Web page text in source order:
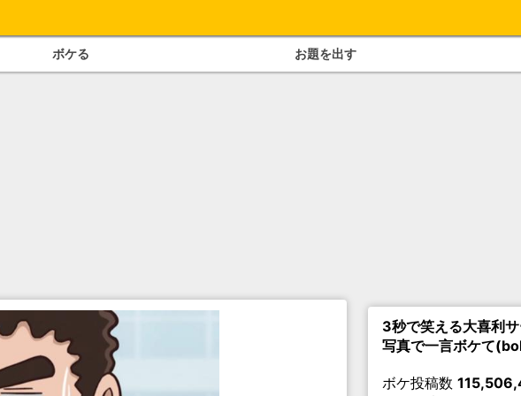
ボケる お題を出す
3秒で笑える大喜利
写真で一言ボケて
ボケ投稿数